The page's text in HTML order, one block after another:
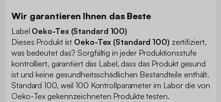
Wir garantieren Ihnen das Beste
Label Oeko-Tex (Standard 100)
Dieses Produkt ist Oeko-Tex (Standard 100) zertifiziert,
was bedeutet das? Sorgfältig in jeder Produktionsstufe
kontrolliert, garantiert das Label, dass das Produkt gesund
ist und keine gesundheitsschädlichen Bestandteile enthält.
Standard 100, weil 100 Kontrollparameter im Labor die von
Oeko-Tex gekennzeichneten Produkte testen.